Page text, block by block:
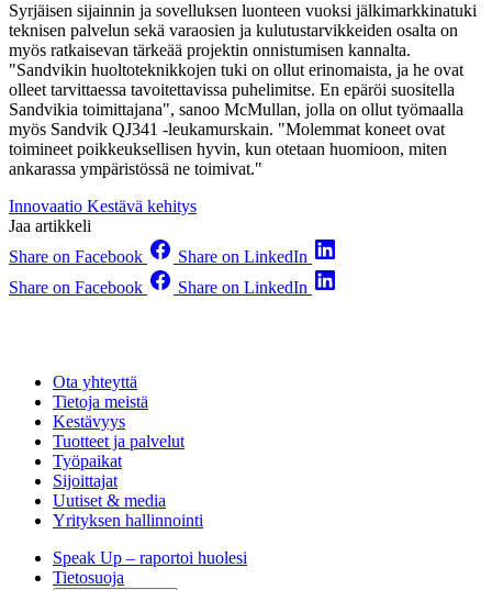
Syrjäisen sijainnin ja sovelluksen luonteen vuoksi jälkimarkkinatuki
teknisen palvelun sekä varaosien ja kulutustarvikkeiden osalta on
myös ratkaisevan tärkeää projektin onnistumisen kannalta.
"Sandvikin huoltoteknikkojen tuki on ollut erinomaista, ja he ovat
olleet tarvittaessa tavoitettavissa puhelimitse. En epäröi suositella
Sandvikia toimittajana", sanoo McMullan, jolla on ollut työmaalla
myös Sandvik QJ341 -leukamurskain. "Molemmat koneet ovat
toimineet poikkeuksellisen hyvin, kun otetaan huomioon, miten
ankarassa ympäristössä ne toimivat."
Innovaatio Kestävä kehitys
Jaa artikkeli
Share on Facebook
Share on LinkedIn
Share on Facebook
Share on LinkedIn
Ota yhteyttä
Tietoja meistä
Kestävyys
Tuotteet ja palvelut
Työpaikat
Sijoittajat
Uutiset & media
Yrityksen hallinnointi
Speak Up – raportoi huolesi
Tietosuoja